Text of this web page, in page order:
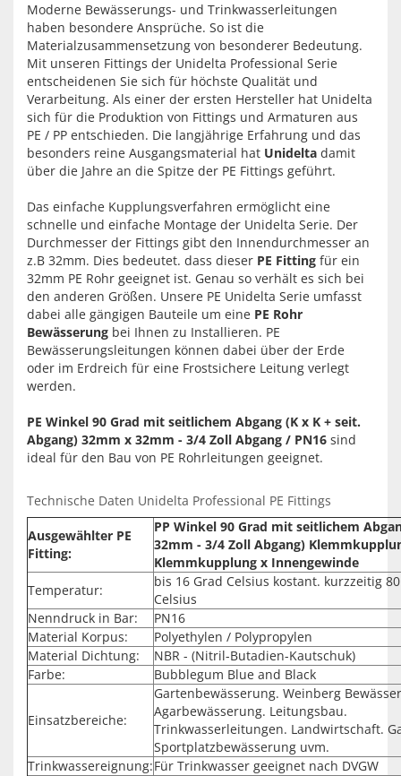
Moderne Bewässerungs- und Trinkwasserleitungen
haben besondere Ansprüche. So ist die
Materialzusammensetzung von besonderer Bedeutung.
Mit unseren Fittings der Unidelta Professional Serie
entscheidenen Sie sich für höchste Qualität und
Verarbeitung. Als einer der ersten Hersteller hat Unidelta
sich für die Produktion von Fittings und Armaturen aus
PE / PP entschieden. Die langjährige Erfahrung und das
besonders reine Ausgangsmaterial hat Unidelta damit
über die Jahre an die Spitze der PE Fittings geführt.
Das einfache Kupplungsverfahren ermöglicht eine
schnelle und einfache Montage der Unidelta Serie. Der
Durchmesser der Fittings gibt den Innendurchmesser an
z.B 32mm. Dies bedeutet. dass dieser PE Fitting für ein
32mm PE Rohr geeignet ist. Genau so verhält es sich bei
den anderen Größen. Unsere PE Unidelta Serie umfasst
dabei alle gängigen Bauteile um eine PE Rohr
Bewässerung bei Ihnen zu Installieren. PE
Bewässerungsleitungen können dabei über der Erde
oder im Erdreich für eine Frostsichere Leitung verlegt
werden.
PE Winkel 90 Grad mit seitlichem Abgang (K x K + seit.
Abgang) 32mm x 32mm - 3/4 Zoll Abgang / PN16 sind
ideal für den Bau von PE Rohrleitungen geeignet.
Technische Daten Unidelta Professional PE Fittings
Ausgewählter PE
Fitting:
PP Winkel 90 Grad mit seitlichem
32mm - 3/4 Zoll Abgang)
Klemmkupplung x Innengewinde
Temperatur:
bis 16 Grad Celsius kostant. kurzzeitig
Celsius
Nenndruck in Bar:
PN16
Material Korpus:
Polyethylen / Polypropylen
Material Dichtung:
NBR - (Nitril-Butadien-Kautschuk)
Farbe:
Bubblegum Blue and Black
Einsatzbereiche:
Gartenbewässerung. Weinberg
Agarbewässerung. Leitungsbau.
Trinkwasserleitungen. Landwirtschaft.
Sportplatzbewässerung uvm.
Trinkwassereignung:Für Trinkwasser geeignet nach DVGW